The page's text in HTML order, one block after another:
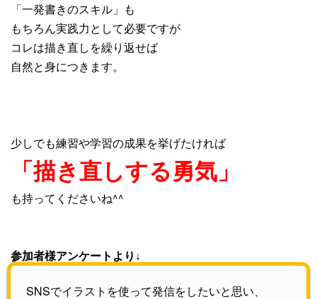
「一発書きのスキル」も
もちろん実践力として必要ですが
コレは描き直しを繰り返せば
自然と身につきます。
少しでも練習や学習の成果を挙げたければ
「描き直しする勇気」
も持ってくださいね^^
参加者様アンケートより↓
SNSでイラストを使って発信をしたいと思い、